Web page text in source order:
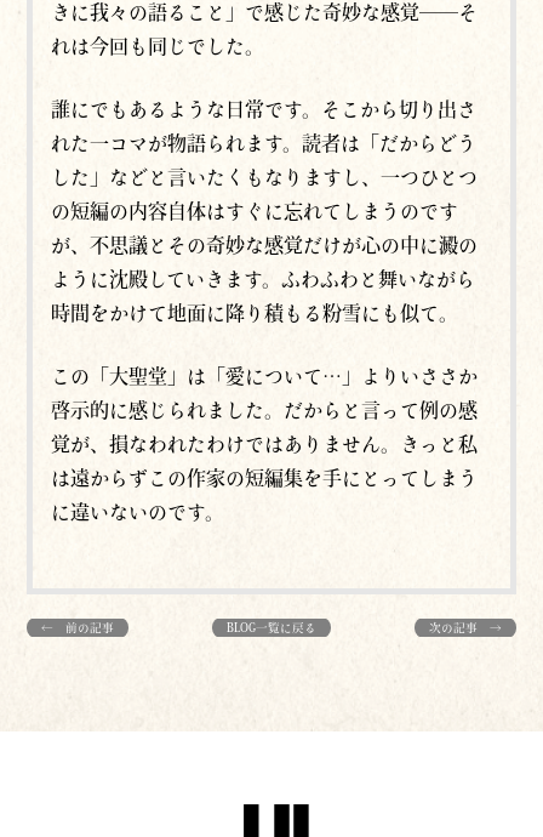
きに我々の語ること」で感じた奇妙な感覚──そ
れは今回も同じでした。
誰にでもあるような日常です。そこから切り出さ
れた一コマが物語られます。読者は「だからどう
した」などと言いたくもなりますし、一つひとつ
の短編の内容自体はすぐに忘れてしまうのです
が、不思議とその奇妙な感覚だけが心の中に澱の
ように沈殿していきます。ふわふわと舞いながら
時間をかけて地面に降り積もる粉雪にも似て。
この「大聖堂」は「愛について…」よりいささか
啓示的に感じられました。だからと言って例の感
覚が、損なわれたわけではありません。きっと私
は遠からずこの作家の短編集を手にとってしまう
に違いないのです。
← 前の記事 BLOG一覧に戻る 次の記事 →